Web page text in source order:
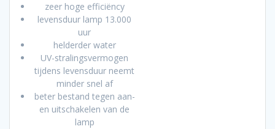
zeer hoge efficiëncy
levensduur lamp 13.000
uur
helderder water
UV-stralingsvermogen
tijdens levensduur neemt
minder snel af
beter bestand tegen aan-
en uitschakelen van de
lamp